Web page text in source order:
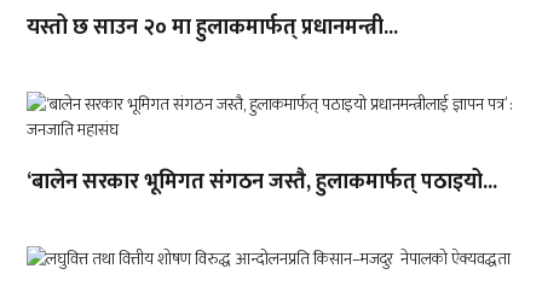
यस्तो छ साउन २० मा हुलाकमार्फत् प्रधानमन्त्री...
‘बालेन सरकार भूमिगत संगठन जस्तै, हुलाकमार्फत् पठाइयो...